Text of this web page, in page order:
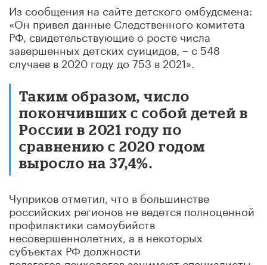
Из сообщения на сайте детского омбудсмена:
«Он привел данные Следственного комитета
РФ, свидетельствующие о росте числа
завершенных детских суицидов, – с 548
случаев в 2020 году до 753 в 2021».
Таким образом, число
покончивших с собой детей в
России в 2021 году по
сравнению с 2020 годом
выросло на 37,4%.
Чуприков отметил, что в большинстве
российских регионов не ведется полноценной
профилактики самоубийств
несовершеннолетних, а в некоторых
субъектах РФ должности